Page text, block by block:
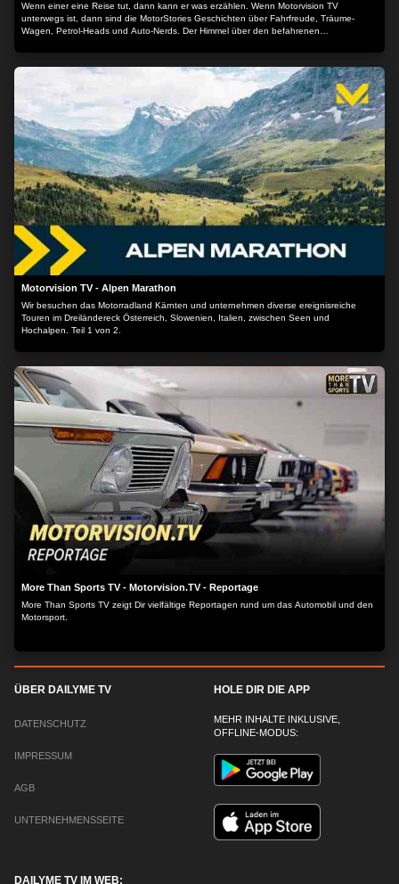
Wenn einer eine Reise tut, dann kann er was erzählen. Wenn Motorvision TV
unterwegs ist, dann sind die MotorStories Geschichten über Fahrfreude, Träume-
Wagen, Petrol-Heads und Auto-Nerds. Der Himmel über den befahrenen
die Luft ist erfüllt von süßem Benzingeruch, Lederaroma und heißem Öldunst. Satter
Motorsound mischt sich untrennbar mit dem Herzflimmern bei der Beschleunigung und
der Weg durch das Universum motorisierter Mobilität ist das Ziel. Ankommen ist
Motorvision TV - Alpen Marathon
Wir besuchen das Motorradland Kärnten und unternehmen diverse ereignisreiche
Touren im Dreiländereck Österreich, Slowenien, Italien, zwischen Seen und
Hochalpen. Teil 1 von 2.
More Than Sports TV - Motorvision.TV - Reportage
More Than Sports TV zeigt Dir vielfältige Reportagen rund um das Automobil und den
Motorsport.
ÜBER DAILYME TV
DATENSCHUTZ
IMPRESSUM
AGB
UNTERNEHMENSSEITE
HOLE DIR DIE APP
MEHR INHALTE INKLUSIVE,
OFFLINE-MODUS:
DAILYME TV IM WEB: